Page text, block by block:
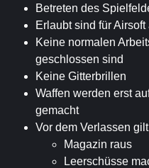
Betreten des
Erlaubt sind für
Keine normalen
geschlossen sind
Keine Gitterbrillen
Waffen werden erst
gemacht
Vor dem Verlassen
Magazin raus
Leerschüsse